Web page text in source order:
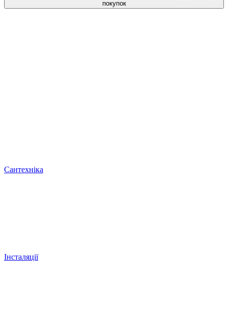
покупок
Сантехніка
Інсталяції